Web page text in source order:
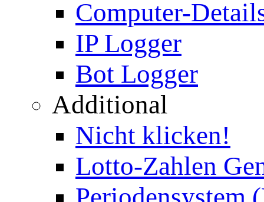
Computer-
IP Logger
Bot Logger
Additional
Nicht klicken!
Lotto-Zahlen